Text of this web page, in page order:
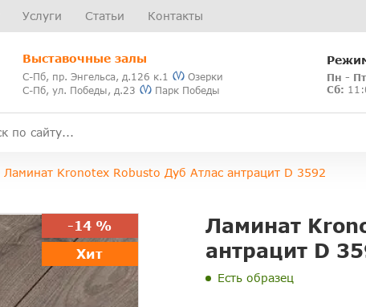
Услуги Статьи Контакты
Выставочные залы
С-Пб, пр. Энгельса, д.126 к.1
Озерки
С-Пб, ул. Победы, д.23
Парк Победы
Пн -
Сб:
Ламинат Kronotex Robusto Дуб Атлас антрацит D 3592
-14 %
Хит
Ламинат
антрацит D
Есть образец